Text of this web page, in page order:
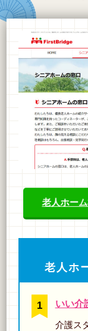
老人ホー
老人ホ
いい介
介護ス